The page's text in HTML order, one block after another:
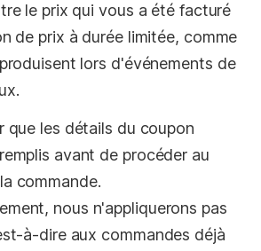
le prix qui vous a été facturé
de prix à durée limitée, comme
lors d'événements de
que les détails du coupon
avant de procéder au
commande.
nous n'appliquerons pas
à-dire aux commandes déjà